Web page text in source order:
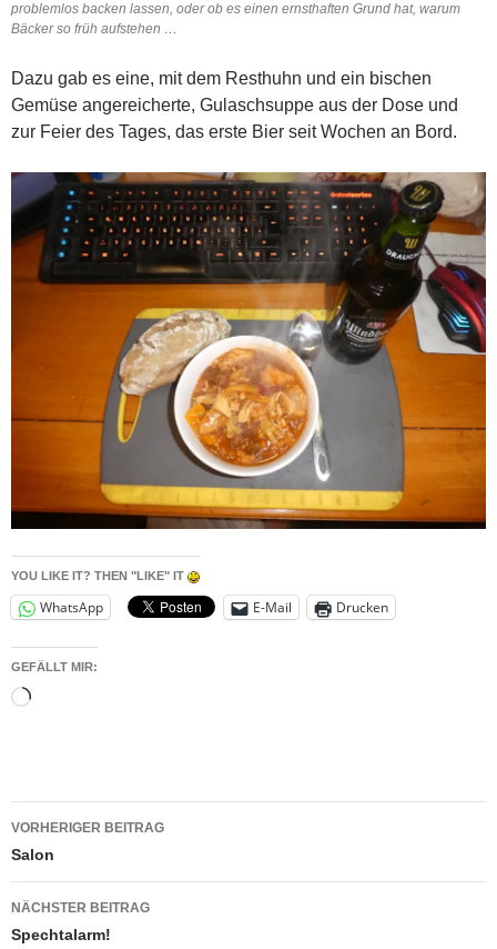
problemlos backen lassen, oder ob es einen ernsthaften Grund hat, warum
Bäcker so früh aufstehen …
Dazu gab es eine, mit dem Resthuhn und ein bischen
Gemüse angereicherte, Gulaschsuppe aus der Dose und
zur Feier des Tages, das erste Bier seit Wochen an Bord.
YOU LIKE IT? THEN "LIKE" IT
WhatsApp E-Mail Drucken
GEFÄLLT MIR:
Wird
Beitragsnavigation
VORHERIGER BEITRAG
Salon
NÄCHSTER BEITRAG
Spechtalarm!